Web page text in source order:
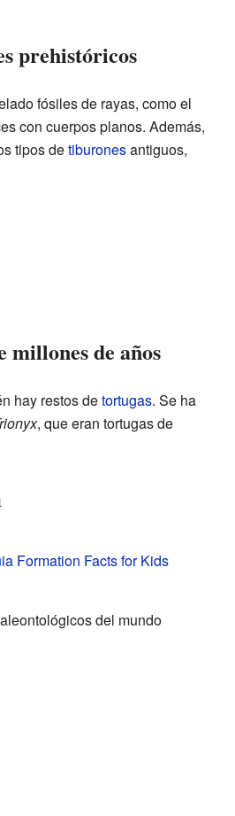
prehistóricos
fósiles de rayas, como el
con cuerpos planos. Además,
tipos detiburonesantiguos,
millones de años
hay restos detortugas. Se ha
, que eran tortugas de
Formation Facts for Kids
del mundo